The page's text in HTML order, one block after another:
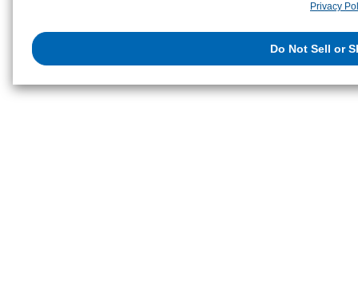
them or that they have collected from your use of their services or
us on the internet. You have the right to opt out of sale or share of your
Privacy
Do Not Sell or